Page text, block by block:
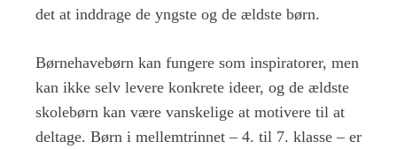
det at inddrage de yngste og de ældste børn.
Børnehavebørn kan fungere som inspiratorer, men
kan ikke selv levere konkrete ideer, og de ældste
skolebørn kan være vanskelige at motivere til at
deltage. Børn i mellemtrinnet – 4. til 7. klasse – er